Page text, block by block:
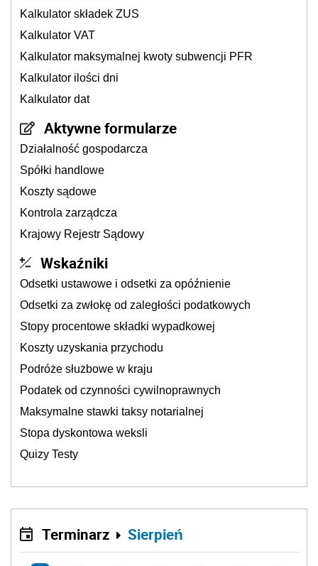
Kalkulator składek ZUS
Kalkulator VAT
Kalkulator maksymalnej kwoty subwencji PFR
Kalkulator ilości dni
Kalkulator dat
Aktywne formularze
Działalność gospodarcza
Spółki handlowe
Koszty sądowe
Kontrola zarządcza
Krajowy Rejestr Sądowy
Wskaźniki
Odsetki ustawowe i odsetki za opóźnienie
Odsetki za zwłokę od zaległości podatkowych
Stopy procentowe składki wypadkowej
Koszty uzyskania przychodu
Podróże służbowe w kraju
Podatek od czynności cywilnoprawnych
Maksymalne stawki taksy notarialnej
Stopa dyskontowa weksli
Quizy Testy
Terminarz Sierpień